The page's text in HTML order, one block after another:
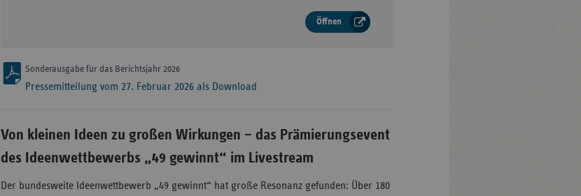
Öffnen
Sonderausgabe für das Berichtsjahr 2026
Pressemitteilung vom 27. Februar 2026 als Download
Von kleinen Ideen zu großen Wirkungen – das Prämierungsevent
des Ideenwettbewerbs „49 gewinnt“ im Livestream
Der bundesweite Ideenwettbewerb „49 gewinnt“ hat große Resonanz gefunden: Über 180